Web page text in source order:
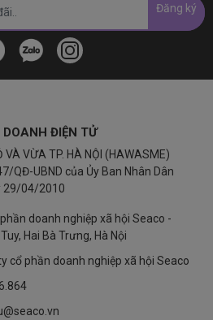
Đăng ký
ĐIỆN TỬ
VÀ VỪA TP. HÀ NỘI (HAWASME)
QĐ-UBND của Ủy Ban Nhân Dân
29/04/2010
doanh nghiệp xã hội Seaco -
Hai Bà Trưng, Hà Nội
cổ phần doanh nghiệp xã hội Seaco